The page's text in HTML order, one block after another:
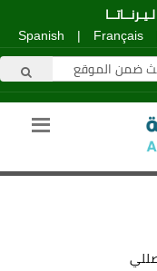
لـيـرنــاتــا
Français
|
Spanish